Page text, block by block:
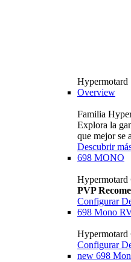
Hypermotard
Overview
Familia
Explora la
que mejor se
Descubrir
698 MONO
Hypermotard
PVP
Configurar
698 Mono
Configurar
new 698